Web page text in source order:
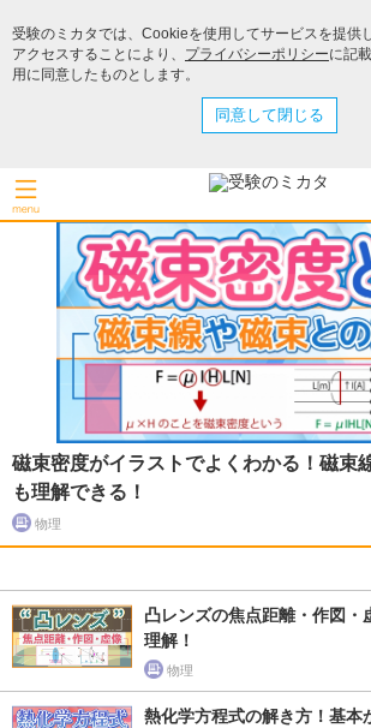
受験のミカタでは、Cookieを使用してサービスを提供
アクセスすることにより、 プライバシーポリシーに記
用に同意したものとします。
同意して閉じる
磁束密度がイラストでよくわかる！磁束
も理解できる！
物理
凸レンズの焦点距離・作図・
理解！
物理
熱化学方程式の解き方！基本